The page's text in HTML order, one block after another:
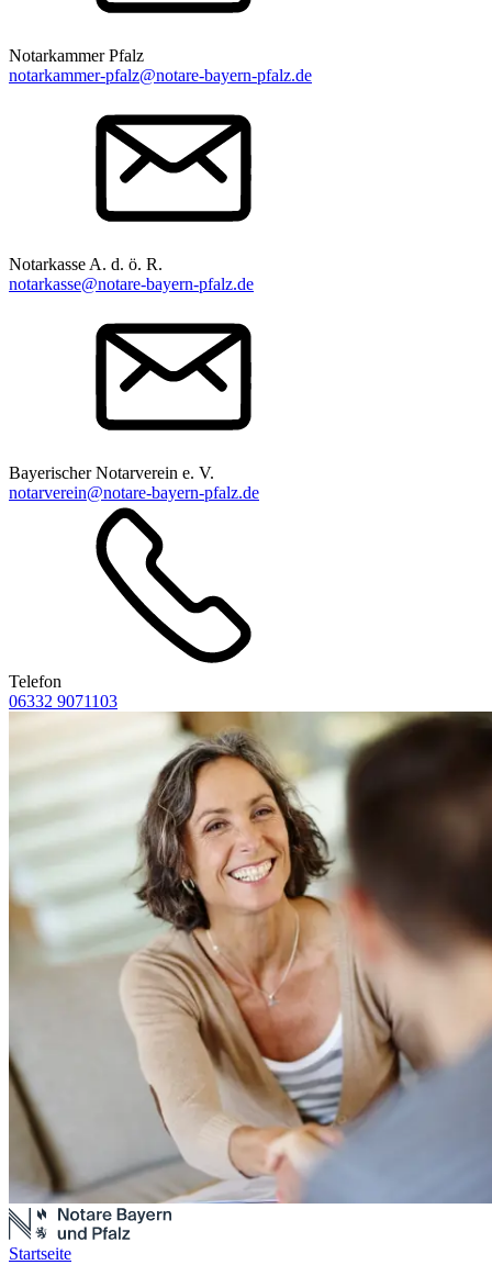
Notarkammer Pfalz
notarkammer-pfalz@notare-bayern-pfalz.de
Notarkasse A. d. ö. R.
notarkasse@notare-bayern-pfalz.de
Bayerischer Notarverein e. V.
notarverein@notare-bayern-pfalz.de
Telefon
06332 9071103
Startseite